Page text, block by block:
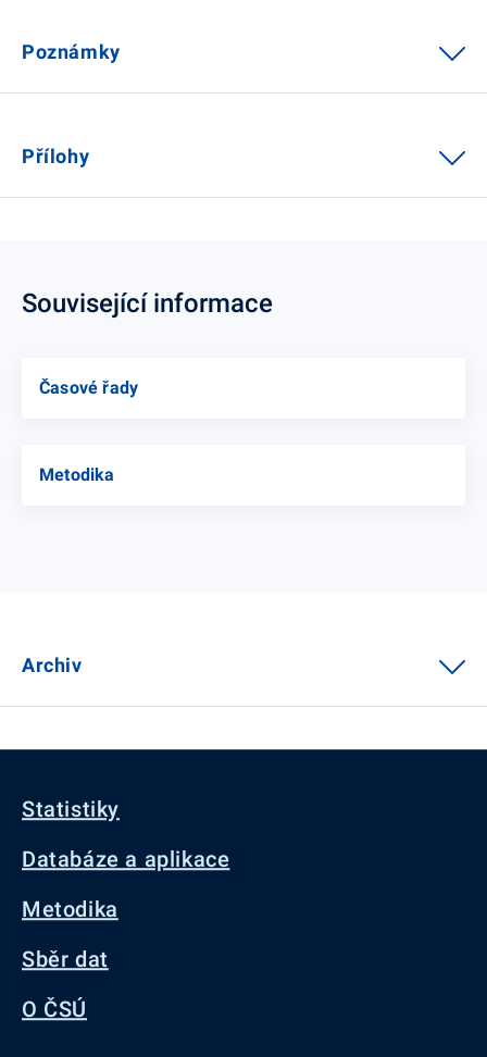
Poznámky
Přílohy
Související informace
Časové řady
Metodika
Archiv
Statistiky
Databáze a aplikace
Metodika
Sběr dat
O ČSÚ